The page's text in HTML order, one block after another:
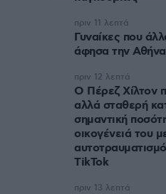
Γυναίκες που
άφησα την Αθήνα
πριν 11 λεπτά
Ο Πέρεζ Χίλτον
αλλά σταθερή
σημαντική
οικογένειά του
TikTok
πριν 12 λεπτά
πριν 13 λεπτά